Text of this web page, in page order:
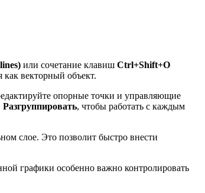
или сочетание клавиш Ctrl+Shift+O
как векторный объект.
опорные точки и управляющие
, чтобы работать с каждым
слое. Это позволит быстро внести
графики особенно важно контролировать